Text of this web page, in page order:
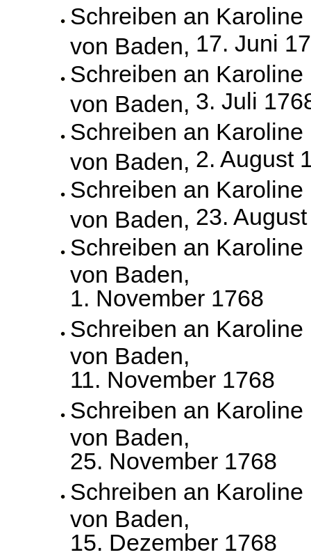
Schreiben an Karoline
von Baden, 17. Juni
Schreiben an Karoline
von Baden, 3. Juli
Schreiben an Karoline
von Baden, 2. August
Schreiben an Karoline
von Baden, 23.
Schreiben an Karoline
von Baden,
1. November 1768
Schreiben an Karoline
von Baden,
11. November 1768
Schreiben an Karoline
von Baden,
25. November 1768
Schreiben an Karoline
von Baden,
15. Dezember 1768